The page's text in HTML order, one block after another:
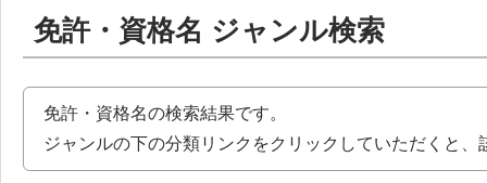
免許・資格名 ジャンル検索
免許・資格名の検索結果です。
ジャンルの下の分類リンクをクリックしていただくと